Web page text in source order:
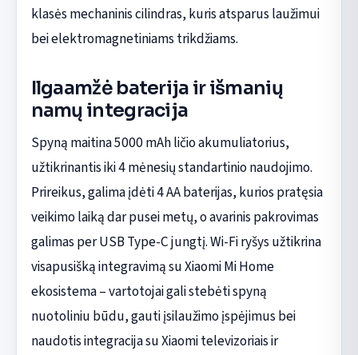
klasės mechaninis cilindras, kuris atsparus laužimui
bei elektromagnetiniams trikdžiams.
Ilgaamžė baterija ir išmanių
namų integracija
Spyną maitina 5000 mAh ličio akumuliatorius,
užtikrinantis iki 4 mėnesių standartinio naudojimo.
Prireikus, galima įdėti 4 AA baterijas, kurios pratęsia
veikimo laiką dar pusei metų, o avarinis pakrovimas
galimas per USB Type-C jungtį. Wi-Fi ryšys užtikrina
visapusišką integravimą su Xiaomi Mi Home
ekosistema – vartotojai gali stebėti spyną
nuotoliniu būdu, gauti įsilaužimo įspėjimus bei
naudotis integracija su Xiaomi televizoriais ir